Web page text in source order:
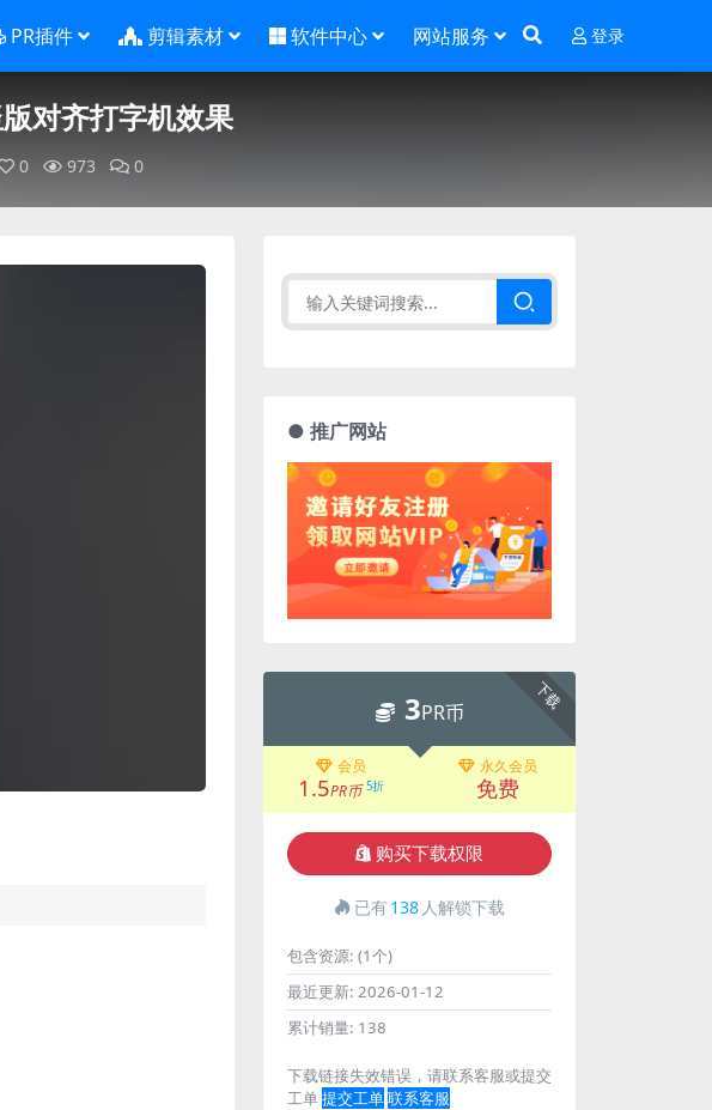
PR插件 剪辑素材 软件中心 网站服务 登录
对齐打字机效果
0 973 0
● 推广网站
下载
3PR币
会员
1.5PR币 5折
永久会员
免费
购买下载权限
已有138 人解锁下载
包含资源: (1个)
最近更新: 2026-01-12
累计销量: 138
下载链接失效错误，请联系客服或提交
工单提交工单联系客服